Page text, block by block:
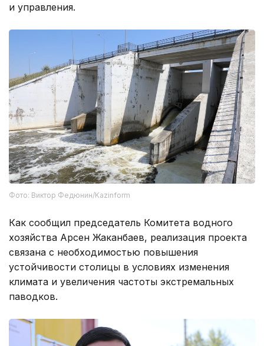
и управления.
Фото: Виктор Федюнин/Kazinform
Как сообщил председатель Комитета водного
хозяйства Арсен Жаканбаев, реализация проекта
связана с необходимостью повышения
устойчивости столицы в условиях изменения
климата и увеличения частоты экстремальных
паводков.